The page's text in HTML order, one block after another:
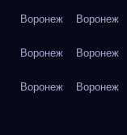
Воронеж Воронеж
Воронеж Воронеж
Воронеж Воронеж